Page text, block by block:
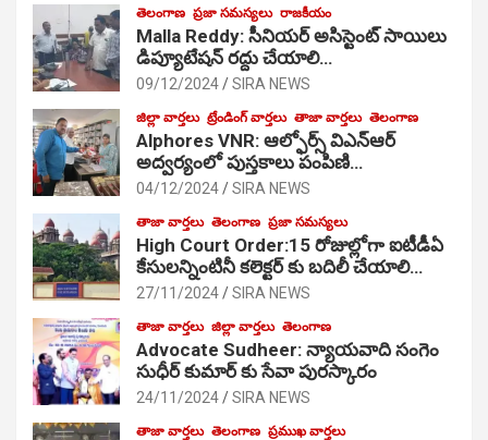
తెలంగాణ ప్రజా సమస్యలు రాజకీయం
Malla Reddy: సీనియర్ అసిస్టెంట్ సాయిలు
డిప్యూటేషన్ రద్దు చేయాలి…
09/12/2024 SIRA NEWS
జిల్లా వార్తలు ట్రేండింగ్ వార్తలు తాజా వార్తలు తెలంగాణ
Alphores VNR: ఆల్ఫోర్స్ విఎన్ఆర్
అద్వర్యంలో పుస్తకాలు పంపిణి…
04/12/2024 SIRA NEWS
తాజా వార్తలు తెలంగాణ ప్రజా సమస్యలు
High Court Order:15 రోజుల్లోగా ఐటీడీఏ
కేసులన్నింటినీ కలెక్టర్ కు బదిలీ చేయాలి…
27/11/2024 SIRA NEWS
తాజా వార్తలు జిల్లా వార్తలు తెలంగాణ
Advocate Sudheer: న్యాయవాది సంగెం
సుధీర్ కుమార్ కు సేవా పురస్కారం
24/11/2024 SIRA NEWS
తాజా వార్తలు తెలంగాణ ప్రముఖ వార్తలు